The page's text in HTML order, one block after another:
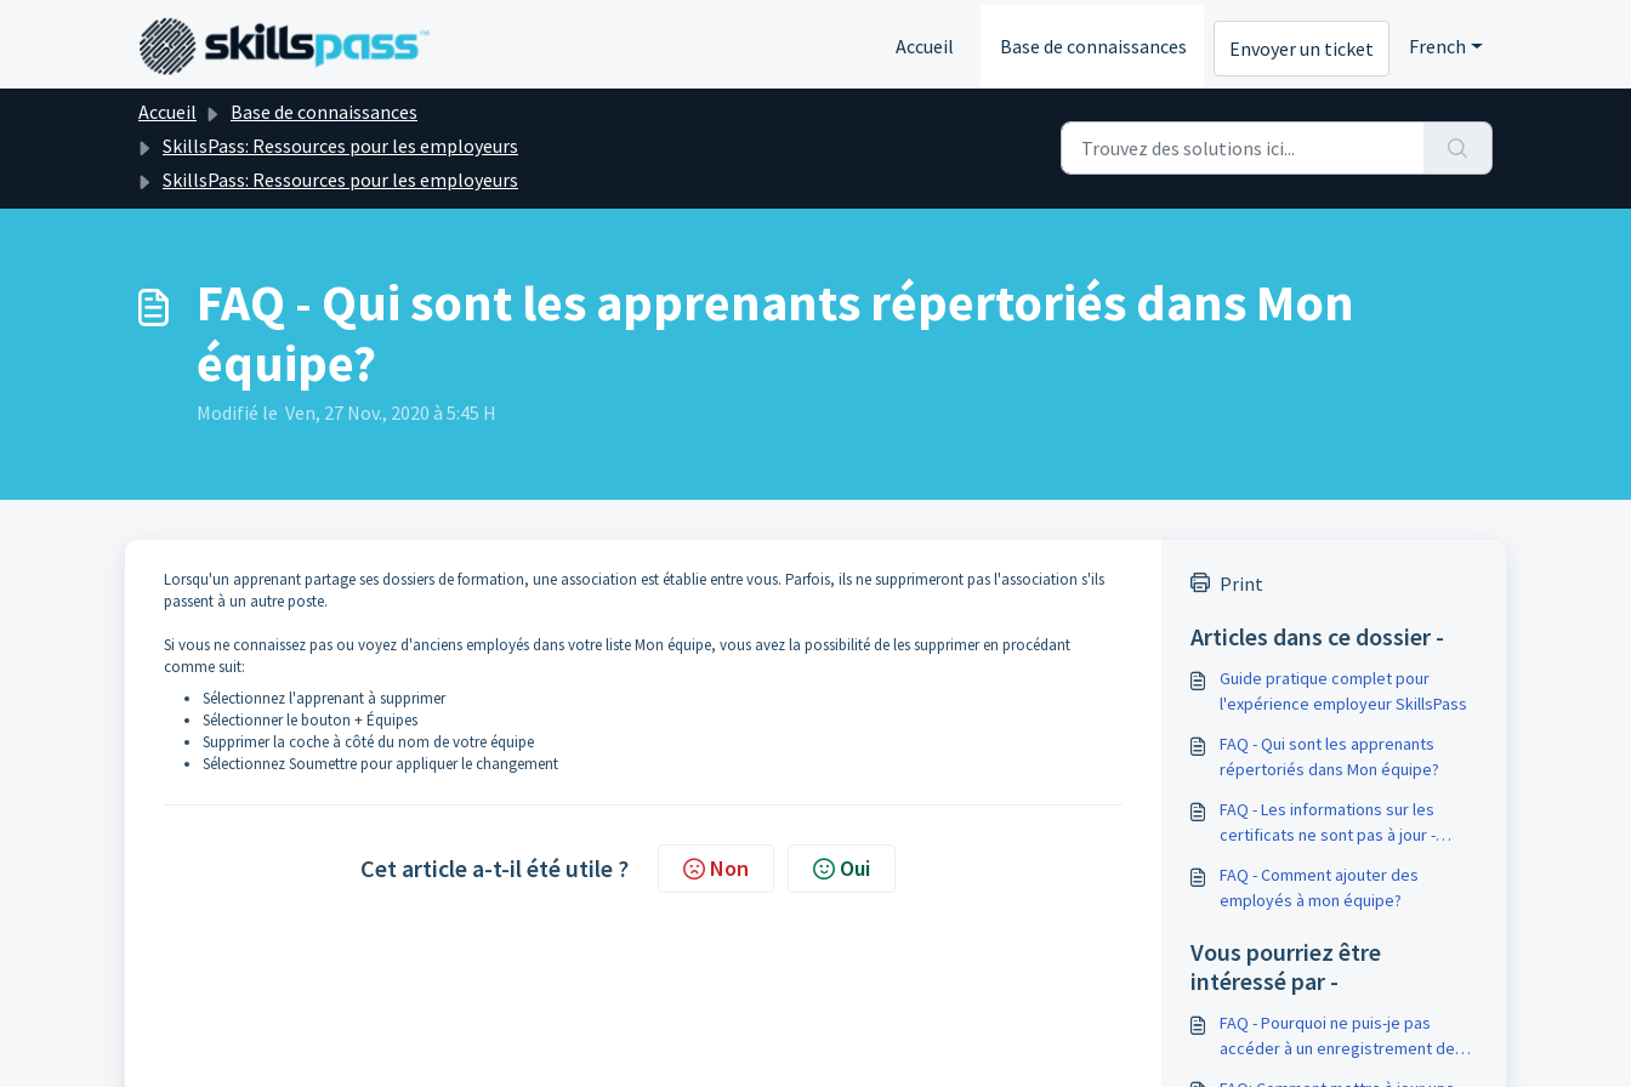
Passer au contenu principal
Accueil
Base de connaissances Envoyer un ticket French
Accueil
Base de connaissances
SkillsPass: Ressources pour les employeurs
SkillsPass: Ressources pour les employeurs
FAQ - Qui sont les apprenants répertoriés dans Mon
équipe?
Modifié le Ven, 27 Nov., 2020 à 5:45 H
Lorsqu'un apprenant partage ses dossiers de formation, une association est établie entre vous. Parfois, ils ne supprimeront pas l'association s'ils
passent à un autre poste.
Si vous ne connaissez pas ou voyez d'anciens employés dans votre liste Mon équipe, vous avez la possibilité de les supprimer en procédant
comme suit:
Sélectionnez l'apprenant à supprimer
Sélectionner le bouton + Équipes
Supprimer la coche à côté du nom de votre équipe
Sélectionnez Soumettre pour appliquer le changement
Cet article a-t-il été utile ? Non Oui
Print
Articles dans ce dossier -
Guide pratique complet pour
l'expérience employeur SkillsPass
FAQ - Qui sont les apprenants
répertoriés dans Mon équipe?
FAQ - Les informations sur les
certificats ne sont pas à jour -
FAQ - Comment ajouter des
employés à mon équipe?
Vous pourriez être
intéressé par -
FAQ - Pourquoi ne puis-je pas
accéder à un enregistrement de